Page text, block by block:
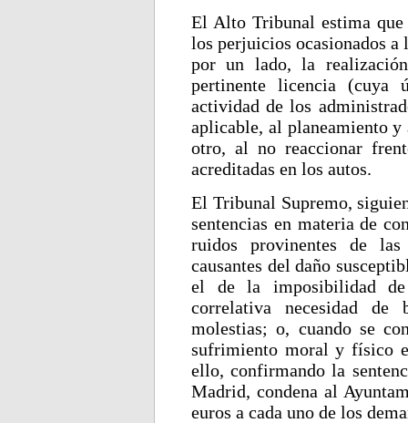
El Alto Tribunal estima que
los perjuicios ocasionados
por un lado, la
pertinente licencia (cuya
actividad de los
aplicable, al planeamiento
otro, al no reaccionar
acreditadas en los autos.
El Tribunal Supremo,
sentencias en materia de
ruidos provinentes de
causantes del daño
el de la imposibilidad
correlativa necesidad
molestias; o, cuando se
sufrimiento moral y físico
ello, confirmando la
Madrid, condena al
euros a cada uno de los